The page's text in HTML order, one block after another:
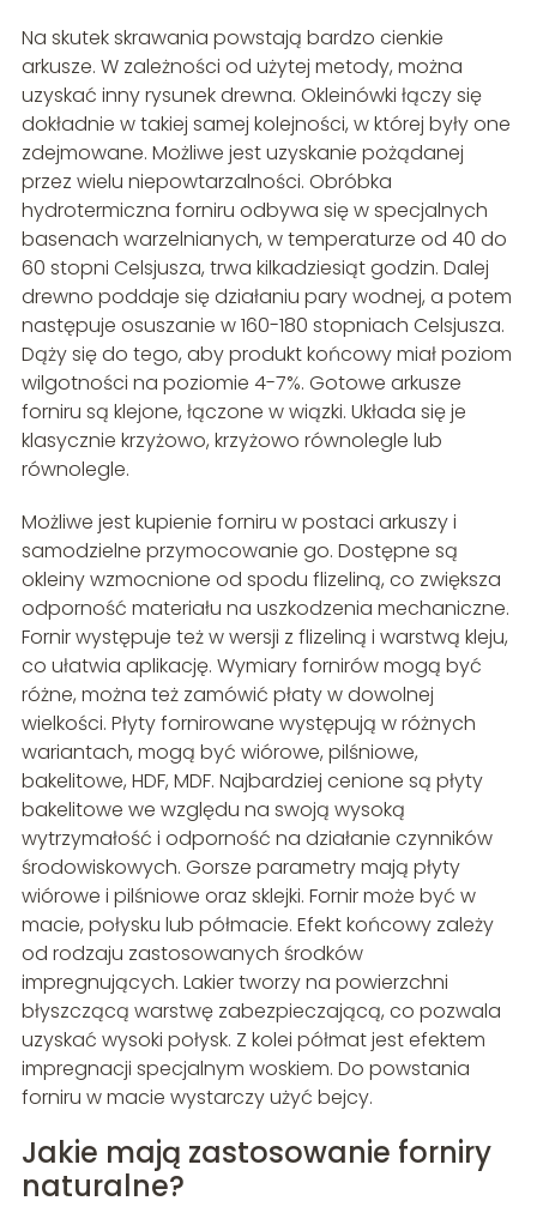
Na skutek skrawania powstają bardzo cienkie
arkusze. W zależności od użytej metody, można
uzyskać inny rysunek drewna. Okleinówki łączy się
dokładnie w takiej samej kolejności, w której były one
zdejmowane. Możliwe jest uzyskanie pożądanej
przez wielu niepowtarzalności. Obróbka
hydrotermiczna forniru odbywa się w specjalnych
basenach warzelnianych, w temperaturze od 40 do
60 stopni Celsjusza, trwa kilkadziesiąt godzin. Dalej
drewno poddaje się działaniu pary wodnej, a potem
następuje osuszanie w 160-180 stopniach Celsjusza.
Dąży się do tego, aby produkt końcowy miał poziom
wilgotności na poziomie 4-7%. Gotowe arkusze
forniru są klejone, łączone w wiązki. Układa się je
klasycznie krzyżowo, krzyżowo równolegle lub
równolegle.
Możliwe jest kupienie forniru w postaci arkuszy i
samodzielne przymocowanie go. Dostępne są
okleiny wzmocnione od spodu flizeliną, co zwiększa
odporność materiału na uszkodzenia mechaniczne.
Fornir występuje też w wersji z flizeliną i warstwą kleju,
co ułatwia aplikację. Wymiary fornirów mogą być
różne, można też zamówić płaty w dowolnej
wielkości. Płyty fornirowane występują w różnych
wariantach, mogą być wiórowe, pilśniowe,
bakelitowe, HDF, MDF. Najbardziej cenione są płyty
bakelitowe we względu na swoją wysoką
wytrzymałość i odporność na działanie czynników
środowiskowych. Gorsze parametry mają płyty
wiórowe i pilśniowe oraz sklejki. Fornir może być w
macie, połysku lub półmacie. Efekt końcowy zależy
od rodzaju zastosowanych środków
impregnujących. Lakier tworzy na powierzchni
błyszczącą warstwę zabezpieczającą, co pozwala
uzyskać wysoki połysk. Z kolei półmat jest efektem
impregnacji specjalnym woskiem. Do powstania
forniru w macie wystarczy użyć bejcy.
Jakie mają zastosowanie forniry
naturalne?